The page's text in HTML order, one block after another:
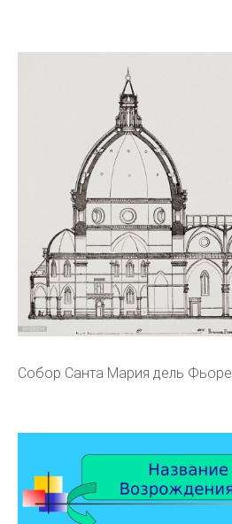
Собор Санта Мария дель Фьоре